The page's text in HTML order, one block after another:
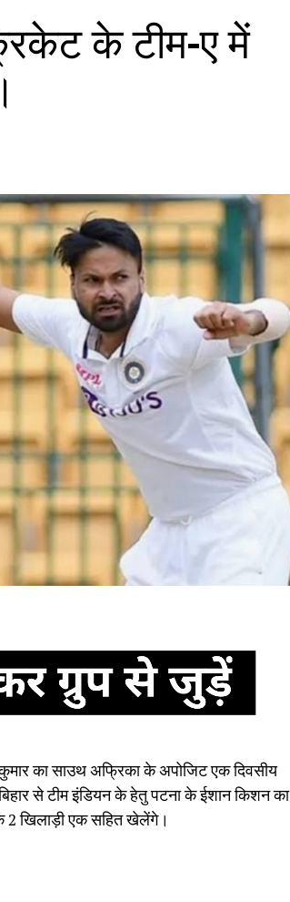
के टीम-ए में
का साउथ अफ्रिका के अपोजिट एक दिवसीय
से टीम इंडियन के हेतु पटना के ईशान किशन का
2 खिलाड़ी एक सहित खेलेंगे।